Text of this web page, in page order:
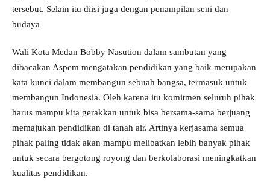
tersebut. Selain itu diisi juga dengan penampilan seni dan
budaya
Wali Kota Medan Bobby Nasution dalam sambutan yang
dibacakan Aspem mengatakan pendidikan yang baik merupakan
kata kunci dalam membangun sebuah bangsa, termasuk untuk
membangun Indonesia. Oleh karena itu komitmen seluruh pihak
harus mampu kita gerakkan untuk bisa bersama-sama berjuang
memajukan pendidikan di tanah air. Artinya kerjasama semua
pihak paling tidak akan mampu melibatkan lebih banyak pihak
untuk secara bergotong royong dan berkolaborasi meningkatkan
kualitas pendidikan.